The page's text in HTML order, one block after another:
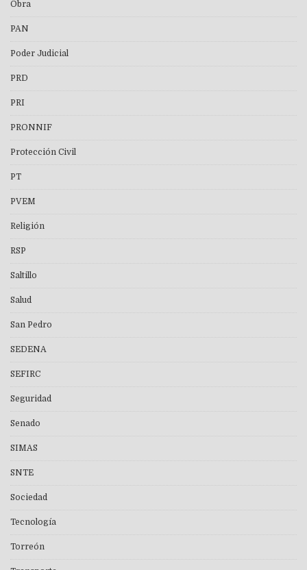
Obra
PAN
Poder Judicial
PRD
PRI
PRONNIF
Protección Civil
PT
PVEM
Religión
RSP
Saltillo
Salud
San Pedro
SEDENA
SEFIRC
Seguridad
Senado
SIMAS
SNTE
Sociedad
Tecnología
Torreón